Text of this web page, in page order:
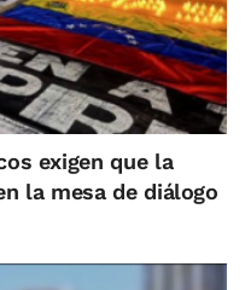
exigen que la
la mesa de diálogo